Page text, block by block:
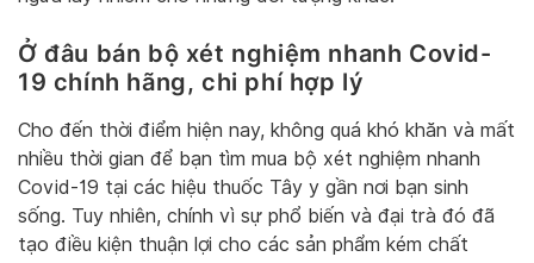
Ở đâu bán bộ xét nghiệm nhanh Covid-
19 chính hãng, chi phí hợp lý
Cho đến thời điểm hiện nay, không quá khó khăn và mất
nhiều thời gian để bạn tìm mua bộ xét nghiệm nhanh
Covid-19 tại các hiệu thuốc Tây y gần nơi bạn sinh
sống. Tuy nhiên, chính vì sự phổ biến và đại trà đó đã
tạo điều kiện thuận lợi cho các sản phẩm kém chất